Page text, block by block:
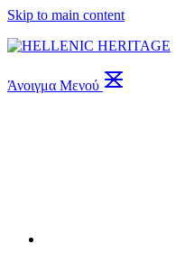
Skip to main content
Άνοιγμα Μενού